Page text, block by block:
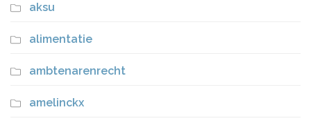
aksu
alimentatie
ambtenarenrecht
amelinckx